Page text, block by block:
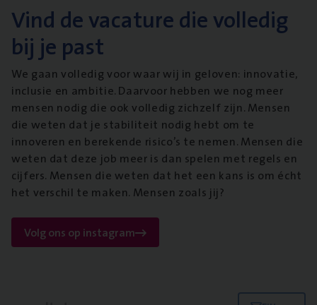
Vind de vacature die volledig
bij je past
We gaan volledig voor waar wij in geloven: innovatie,
inclusie en ambitie. Daarvoor hebben we nog meer
mensen nodig die ook volledig zichzelf zijn. Mensen
die weten dat je stabiliteit nodig hebt om te
innoveren en berekende risico’s te nemen. Mensen die
weten dat deze job meer is dan spelen met regels en
cijfers. Mensen die weten dat het een kans is om écht
het verschil te maken. Mensen zoals jij?
Volg ons op instagram